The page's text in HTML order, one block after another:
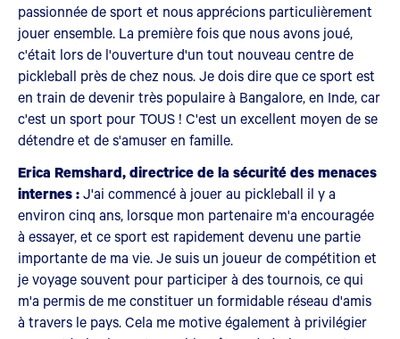
passionnée de sport et nous apprécions particulièrement
jouer ensemble. La première fois que nous avons joué,
c'était lors de l'ouverture d'un tout nouveau centre de
pickleball près de chez nous. Je dois dire que ce sport est
en train de devenir très populaire à Bangalore, en Inde, car
c'est un sport pour TOUS ! C'est un excellent moyen de se
détendre et de s'amuser en famille.
Erica Remshard, directrice de la sécurité des menaces
internes :J'ai commencé à jouer au pickleball il y a
environ cinq ans, lorsque mon partenaire m'a encouragée
à essayer, et ce sport est rapidement devenu une partie
importante de ma vie. Je suis un joueur de compétition et
je voyage souvent pour participer à des tournois, ce qui
m'a permis de me constituer un formidable réseau d'amis
à travers le pays. Cela me motive également à privilégier